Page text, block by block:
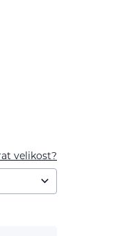
velikost?